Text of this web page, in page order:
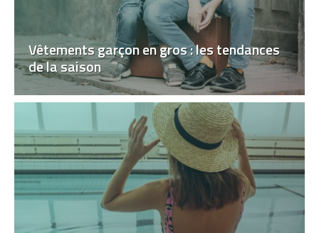
Vêtements garçon en gros : les tendances
de la saison